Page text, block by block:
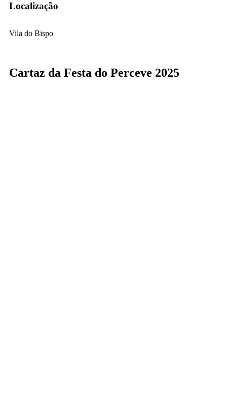
Localização
Vila do Bispo
Cartaz da Festa do Perceve 2025